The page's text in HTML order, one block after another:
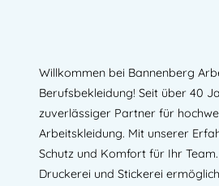
Willkommen bei Bannenberg
Berufsbekleidung! Seit über 40
zuverlässiger Partner für
Arbeitskleidung. Mit unserer
Schutz und Komfort für Ihr
Druckerei und Stickerei